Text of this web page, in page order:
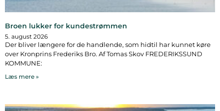
Broen lukker for kundestrømmen
5. august 2026
Der bliver længere for de handlende, som hidtil har kunnet køre
over Kronprins Frederiks Bro. Af Tomas Skov FREDERIKSSUND
KOMMUNE:
Læs mere »